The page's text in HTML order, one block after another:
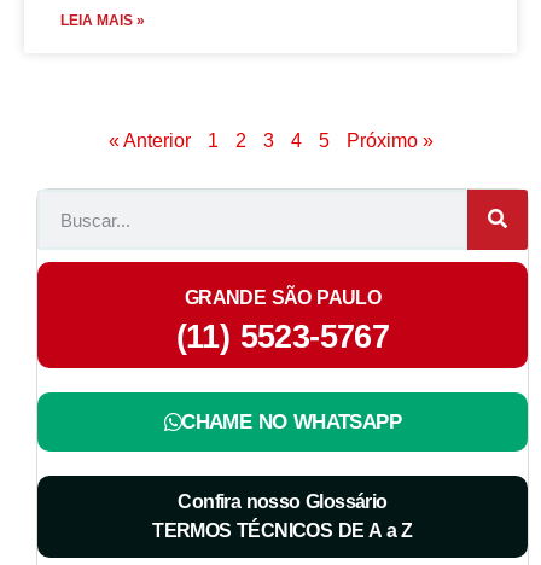
LEIA MAIS »
« Anterior 1 2 3 4 5 Próximo »
GRANDE SÃO PAULO
(11) 5523-5767
CHAME NO WHATSAPP
Confira nosso Glossário
TERMOS TÉCNICOS DE A a Z